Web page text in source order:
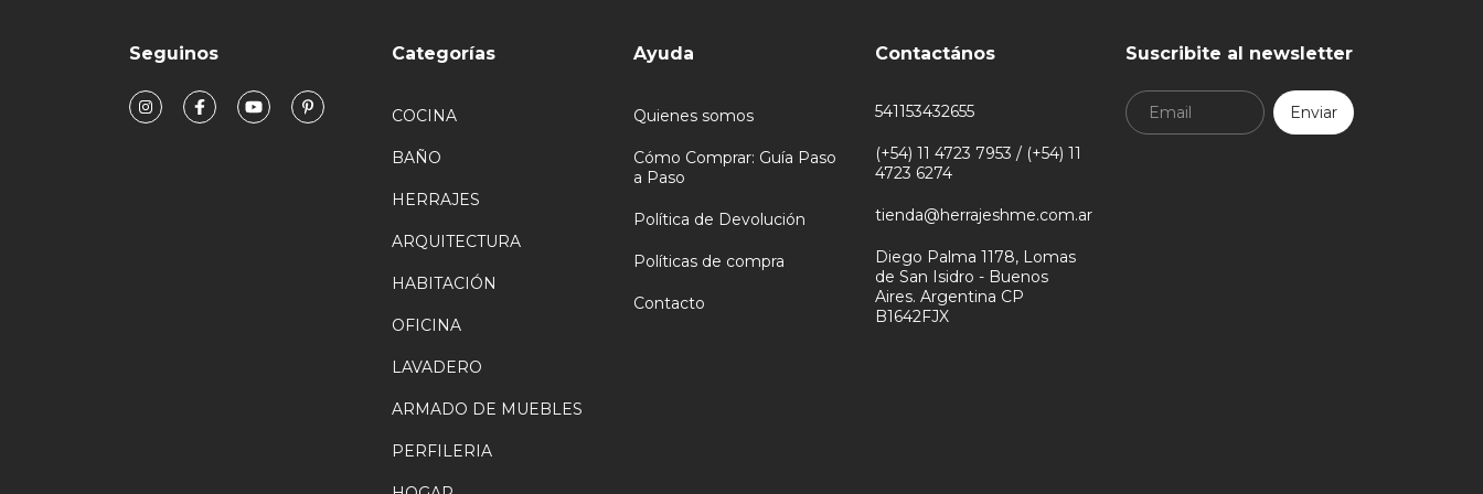
Seguinos Categorías
COCINA
BAÑO
HERRAJES
ARQUITECTURA
HABITACIÓN
OFICINA
LAVADERO
ARMADO DE MUEBLES
PERFILERIA
Ayuda
Quienes somos
Cómo Comprar: Guía Paso
a Paso
Política de Devolución
Políticas de compra
Contacto
Contactános
541153432655
(+54) 11 4723 7953 / (+54) 11
4723 6274
tienda@herrajeshme.com.ar
Diego Palma 1178, Lomas
de San Isidro - Buenos
Aires. Argentina CP
B1642FJX
Suscribite al newsletter